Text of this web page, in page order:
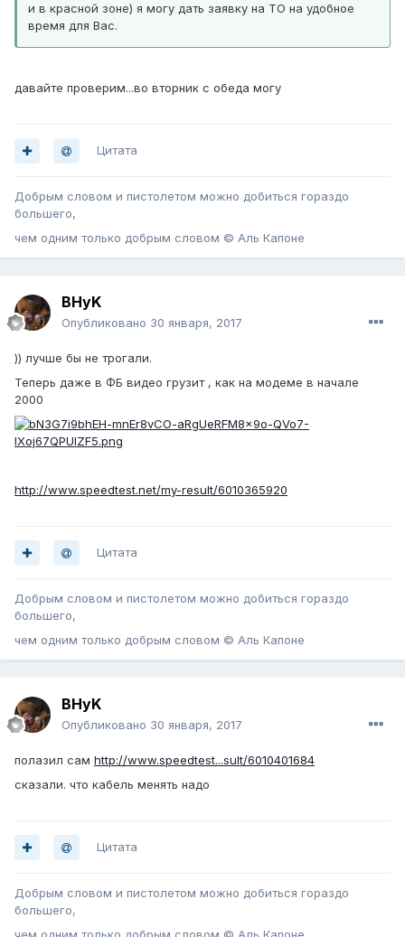
и в красной зоне) я могу дать заявку на ТО на удобное
время для Вас.
давайте проверим...во вторник с обеда могу
Цитата
Добрым словом и пистолетом можно добиться гораздо
большего,
чем одним только добрым словом © Аль Капоне
BHyK
Опубликовано 30 января, 2017
)) лучше бы не трогали.
Теперь даже в ФБ видео грузит , как на модеме в начале
2000
http://www.speedtest.net/my-result/6010365920
Цитата
Добрым словом и пистолетом можно добиться гораздо
большего,
чем одним только добрым словом © Аль Капоне
BHyK
Опубликовано 30 января, 2017
полазил сам http://www.speedtest...sult/6010401684
сказали. что кабель менять надо
Цитата
Добрым словом и пистолетом можно добиться гораздо
большего,